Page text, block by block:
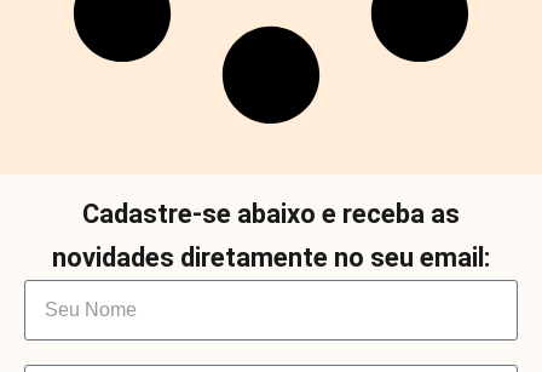
Cadastre-se abaixo e receba as
novidades diretamente no seu email: